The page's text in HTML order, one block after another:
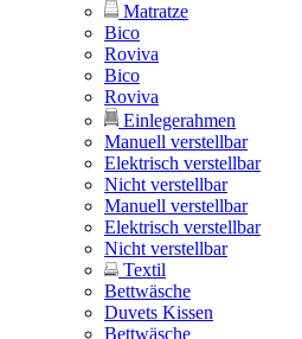
Matratze
Bico
Roviva
Bico
Roviva
Einlegerahmen
Manuell verstellbar
Elektrisch verstellbar
Nicht verstellbar
Manuell verstellbar
Elektrisch verstellbar
Nicht verstellbar
Textil
Bettwäsche
Duvets Kissen
Bettwäsche